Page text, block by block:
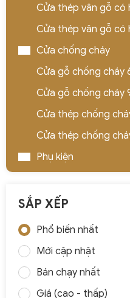
Cửa thép vân gỗ có
Cửa thép vân gỗ có
Cửa chống cháy
Cửa gỗ chống cháy
Cửa gỗ chống cháy
Cửa thép chống
Cửa thép chống
Phụ kiện
SẮP XẾP
Phổ biến nhất
Mới cập nhật
Bán chạy nhất
Giá (cao - thấp)